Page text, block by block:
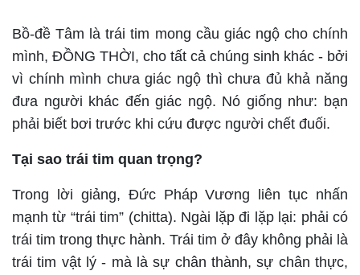
Bồ-đề Tâm là trái tim mong cầu giác ngộ cho chính
mình, ĐỒNG THỜI, cho tất cả chúng sinh khác - bởi
vì chính mình chưa giác ngộ thì chưa đủ khả năng
đưa người khác đến giác ngộ. Nó giống như: bạn
phải biết bơi trước khi cứu được người chết đuối.
Tại sao trái tim quan trọng?
Trong lời giảng, Đức Pháp Vương liên tục nhấn
mạnh từ “trái tim” (chitta). Ngài lặp đi lặp lại: phải có
trái tim trong thực hành. Trái tim ở đây không phải là
trái tim vật lý - mà là sự chân thành, sự chân thực,